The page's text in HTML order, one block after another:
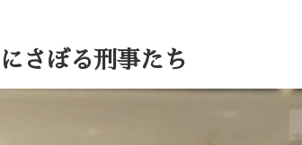
さぼる刑事たち